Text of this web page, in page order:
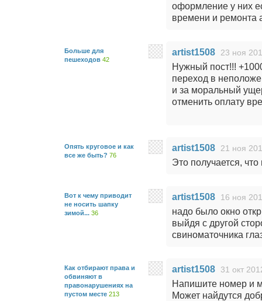
оформление у них
времени и ремонта
Больше для
пешеходов 42
artist1508 23 ноя
Нужный пост!!!
переход в
и за моральный
отменить оплату
Опять круговое и как
все же быть? 76
artist1508 21 ноя
Это получается,
Вот к чему приводит
не носить шапку
зимой... 36
artist1508 16 ноя
надо было окно
выйдя с другой
свиноматочника
Как отбирают права и
обвиняют в
правонарушениях на
пустом месте 213
artist1508 31 окт
Напишите номер и
Может найдутся